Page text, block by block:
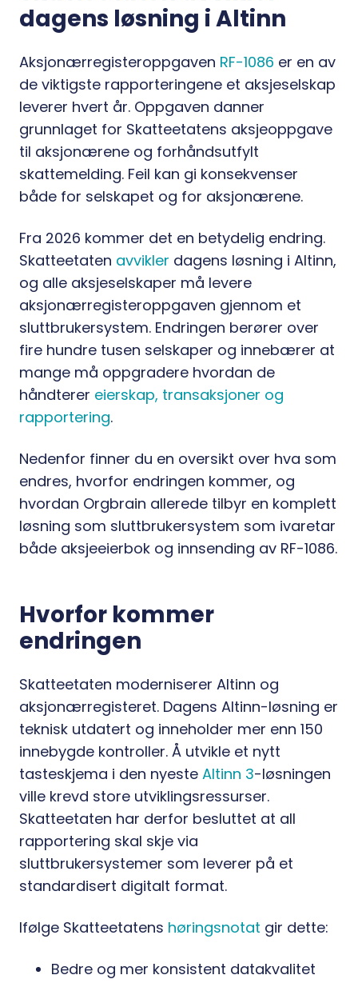
dagens løsning i Altinn
Aksjonærregisteroppgaven RF-1086 er en av
de viktigste rapporteringene et aksjeselskap
leverer hvert år. Oppgaven danner
grunnlaget for Skatteetatens aksjeoppgave
til aksjonærene og forhåndsutfylt
skattemelding. Feil kan gi konsekvenser
både for selskapet og for aksjonærene.
Fra 2026 kommer det en betydelig endring.
Skatteetaten avvikler dagens løsning i Altinn,
og alle aksjeselskaper må levere
aksjonærregisteroppgaven gjennom et
sluttbrukersystem. Endringen berører over
fire hundre tusen selskaper og innebærer at
mange må oppgradere hvordan de
håndterer eierskap, transaksjoner og
rapportering.
Nedenfor finner du en oversikt over hva som
endres, hvorfor endringen kommer, og
hvordan Orgbrain allerede tilbyr en komplett
løsning som sluttbrukersystem som ivaretar
både aksjeeierbok og innsending av RF-1086.
Hvorfor kommer
endringen
Skatteetaten moderniserer Altinn og
aksjonærregisteret. Dagens Altinn-løsning er
teknisk utdatert og inneholder mer enn 150
innebygde kontroller. Å utvikle et nytt
tasteskjema i den nyeste Altinn 3-løsningen
ville krevd store utviklingsressurser.
Skatteetaten har derfor besluttet at all
rapportering skal skje via
sluttbrukersystemer som leverer på et
standardisert digitalt format.
Ifølge Skatteetatens høringsnotat gir dette:
Bedre og mer konsistent datakvalitet